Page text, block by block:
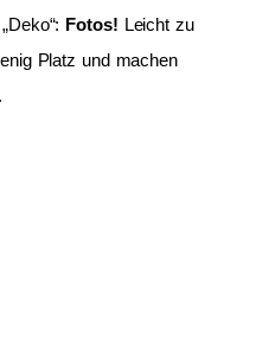
Fotos! Leicht zu
Platz und machen